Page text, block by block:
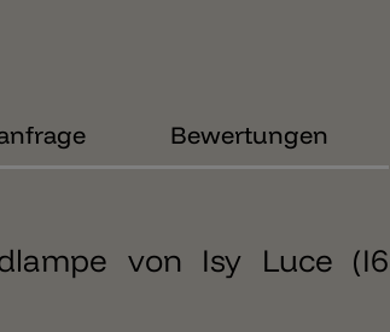
Bewertungen
von Isy Luce (I6